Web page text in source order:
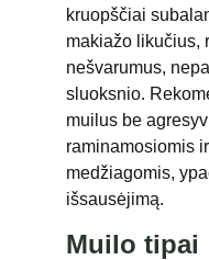
kruopščiai
makiažo likučius,
nešvarumus,
sluoksnio.
muilus be
raminamosiomis
medžiagomis,
išsausėjimą.
Muilo tipai